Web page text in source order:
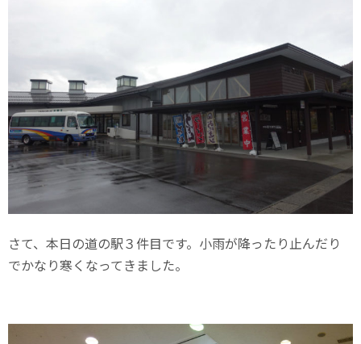
さて、本日の道の駅３件目です。小雨が降ったり止んだり
でかなり寒くなってきました。